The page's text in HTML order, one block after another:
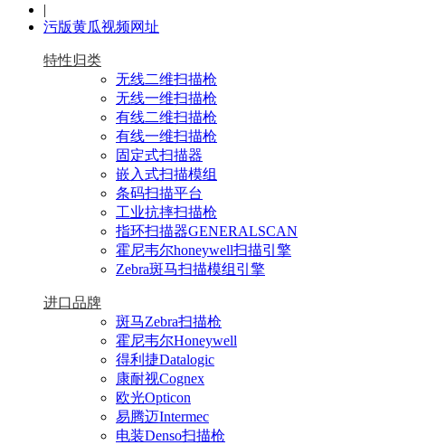
|
污版黄瓜视频网址
特性归类
无线二维扫描枪
无线一维扫描枪
有线二维扫描枪
有线一维扫描枪
固定式扫描器
嵌入式扫描模组
条码扫描平台
工业抗摔扫描枪
指环扫描器GENERALSCAN
霍尼韦尔honeywell扫描引擎
Zebra斑马扫描模组引擎
进口品牌
斑马Zebra扫描枪
霍尼韦尔Honeywell
得利捷Datalogic
康耐视Cognex
欧光Opticon
易腾迈Intermec
电装Denso扫描枪